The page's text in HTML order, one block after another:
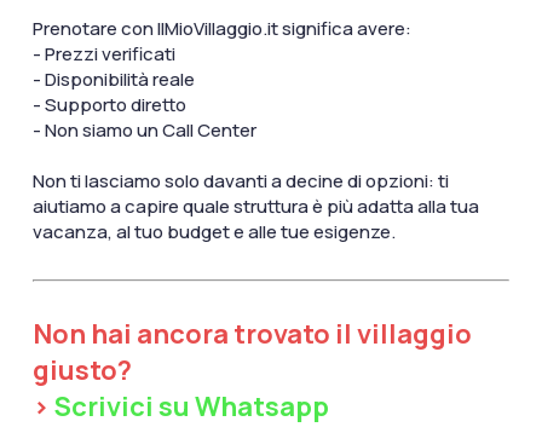
Prenotare con IlMioVillaggio.it significa avere:
- Prezzi verificati
- Disponibilità reale
- Supporto diretto
- Non siamo un Call Center
Non ti lasciamo solo davanti a decine di opzioni: ti
aiutiamo a capire quale struttura è più adatta alla tua
vacanza, al tuo budget e alle tue esigenze.
Non hai ancora trovato il villaggio
giusto?
> Scrivici su Whatsapp